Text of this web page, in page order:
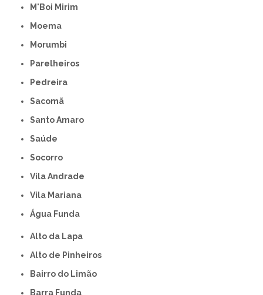
M'Boi Mirim
Moema
Morumbi
Parelheiros
Pedreira
Sacomã
Santo Amaro
Saúde
Socorro
Vila Andrade
Vila Mariana
Água Funda
Alto da Lapa
Alto de Pinheiros
Bairro do Limão
Barra Funda